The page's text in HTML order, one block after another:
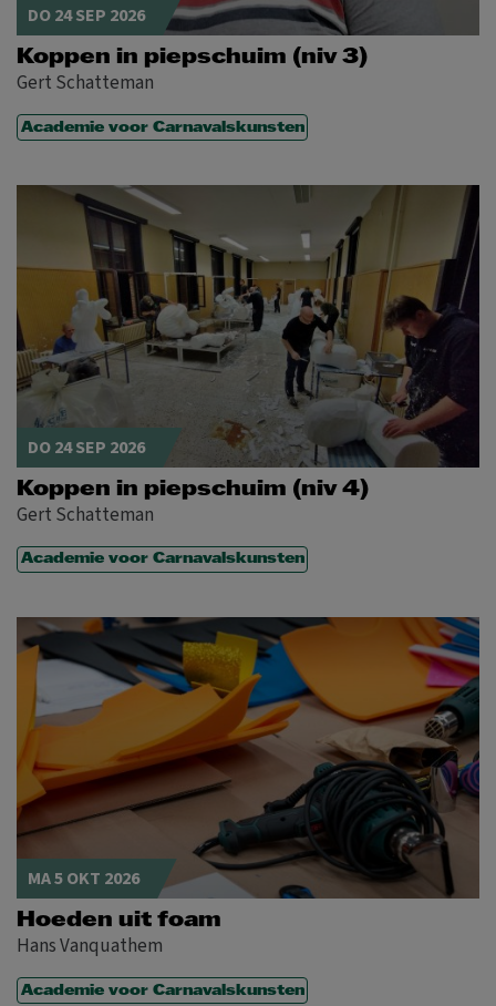
DO 24 SEP 2026
Koppen in piepschuim (niv 3)
Gert Schatteman
Academie voor Carnavalskunsten
DO 24 SEP 2026
Koppen in piepschuim (niv 4)
Gert Schatteman
Academie voor Carnavalskunsten
MA 5 OKT 2026
Hoeden uit foam
Hans Vanquathem
Academie voor Carnavalskunsten